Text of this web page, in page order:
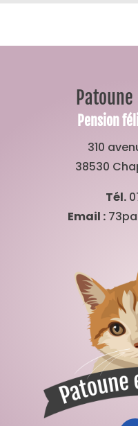
Pension
310
38530
Tél.
Email :